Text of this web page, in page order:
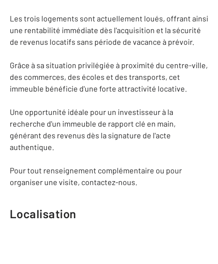
Les trois logements sont actuellement loués, offrant ainsi
une rentabilité immédiate dès l'acquisition et la sécurité
de revenus locatifs sans période de vacance à prévoir.
Grâce à sa situation privilégiée à proximité du centre-ville,
des commerces, des écoles et des transports, cet
immeuble bénéficie d'une forte attractivité locative.
Une opportunité idéale pour un investisseur à la
recherche d'un immeuble de rapport clé en main,
générant des revenus dès la signature de l'acte
authentique.
Pour tout renseignement complémentaire ou pour
organiser une visite, contactez-nous.
Localisation